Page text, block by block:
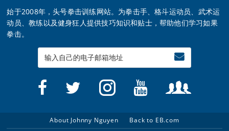
始于2008年，头号拳击训练网站。为拳击手、格斗运动员、武术运
动员、教练以及健身狂人提供技巧知识和贴士，帮助他们学习如果
拳击。
Enter
your
About Johnny Nguyen Back to EB.com